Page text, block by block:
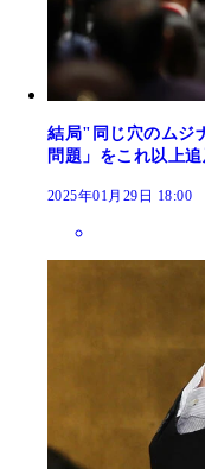
結局"同じ穴のムジ
問題」をこれ以上
2025年01月29日 18:00